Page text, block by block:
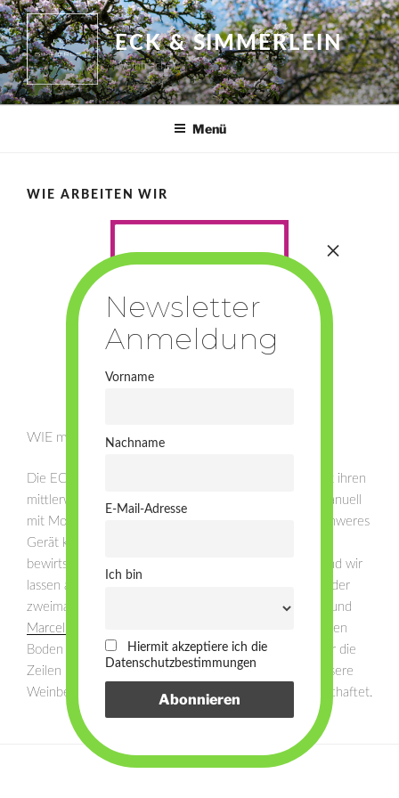
Zum
Inhalt
springen
ECK & SIMMERLEIN
Weinmacher
Menü
WIE ARBEITEN WIR
WIE machen die das eigentlich?
Die ECK & SIMMERLEIN Wein- und Obstbau GbR mit ihren
mittlerweile rund 40Ar Weinbergen wird durch uns manuell
mit Motorspritze und Mähgeräten bewirtschaftet – schweres
Gerät kommt bei uns nur ganz selten zum Einsatz. Wir
bewirtschaften alles nach biologischen Grundsätzen und wir
lassen alle unsere Weinberge auch zertifizieren. Ein- oder
zweimal im Jahr bekommen wir Hilfe von unserem Freund
Marcel Idler
, in dem er durch unsere Berge fährt und den
Boden mulcht oder auch mal den Boden umbricht oder die
Zeilen Bepflanzung aussät, aber ansonsten werden unsere
Weinberge ausschließlich von Hand durch uns bewirtschaftet.
Vorname
Nachname
E-Mail-Adresse
Ich bin
Hiermit akzeptiere ich die
Datenschutzbestimmungen